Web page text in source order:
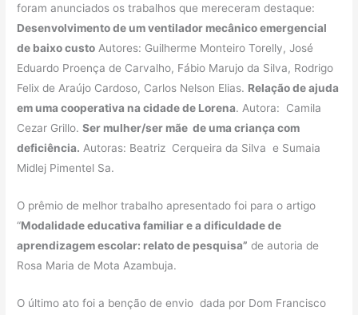
foram anunciados os trabalhos que mereceram destaque:
Desenvolvimento de um ventilador mecânico emergencial
de baixo custo Autores: Guilherme Monteiro Torelly, José
Eduardo Proença de Carvalho, Fábio Marujo da Silva, Rodrigo
Felix de Araújo Cardoso, Carlos Nelson Elias. Relação de ajuda
em uma cooperativa na cidade de Lorena. Autora: Camila
Cezar Grillo.Ser mulher/ser mãe de uma criança com
deficiência. Autoras: Beatriz Cerqueira da Silva e Sumaia
Midlej Pimentel Sa.
O prêmio de melhor trabalho apresentado foi para o artigo
“Modalidade educativa familiar e a dificuldade de
aprendizagem escolar: relato de pesquisa” de autoria de
Rosa Maria de Mota Azambuja.
O último ato foi a benção de envio dada por Dom Francisco